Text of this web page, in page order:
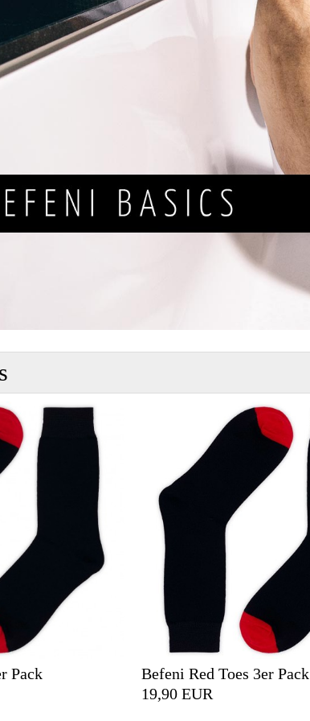
Pack
Befeni Red Toes 3er Pack
19,90 EUR